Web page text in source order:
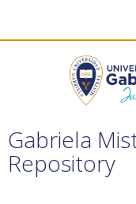
Gabriela
Repository